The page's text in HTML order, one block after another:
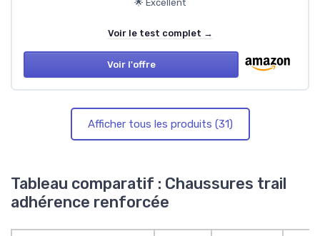
🌟 Excellent
Voir le test complet →
Voir l'offre
Afficher tous les produits (31)
Tableau comparatif : Chaussures trail
adhérence renforcée